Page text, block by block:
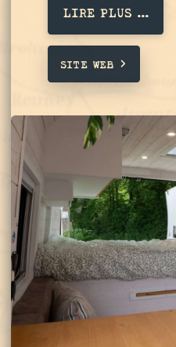
LIRE PLUS ...
SITE WEB